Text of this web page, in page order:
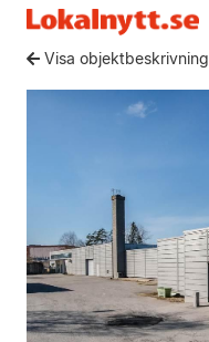
Visa objektbeskrivning